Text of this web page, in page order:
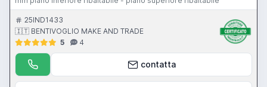
25IND1433
🇮🇹 BENTIVOGLIO MAKE AND TRADE
5
4
contatta